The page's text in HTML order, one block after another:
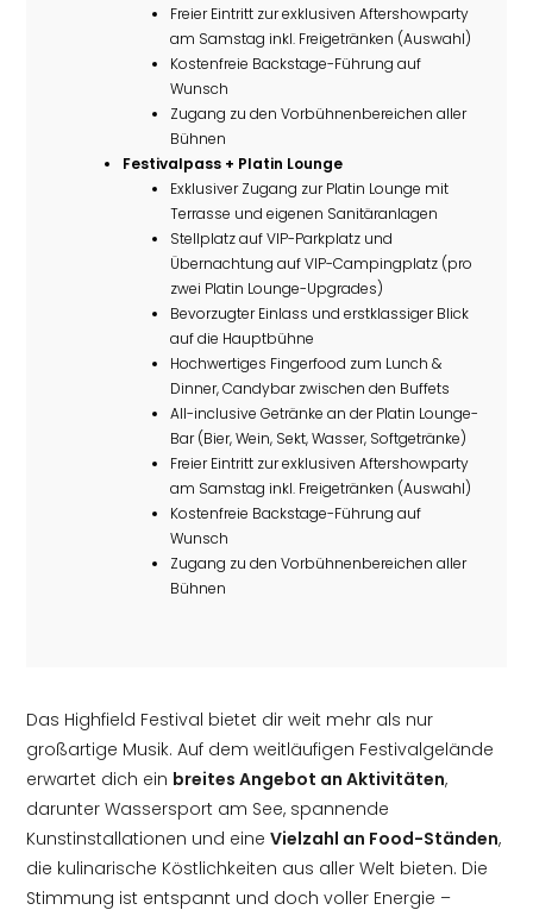
Freier Eintritt zur exklusiven Aftershowparty
am Samstag inkl. Freigetränken (Auswahl)
Kostenfreie Backstage-Führung auf
Wunsch
Zugang zu den Vorbühnenbereichen aller
Bühnen
Festivalpass + Platin Lounge
Exklusiver Zugang zur Platin Lounge mit
Terrasse und eigenen Sanitäranlagen
Stellplatz auf VIP-Parkplatz und
Übernachtung auf VIP-Campingplatz (pro
zwei Platin Lounge-Upgrades)
Bevorzugter Einlass und erstklassiger Blick
auf die Hauptbühne
Hochwertiges Fingerfood zum Lunch &
Dinner, Candybar zwischen den Buffets
All-inclusive Getränke an der Platin Lounge-
Bar (Bier, Wein, Sekt, Wasser, Softgetränke)
Freier Eintritt zur exklusiven Aftershowparty
am Samstag inkl. Freigetränken (Auswahl)
Kostenfreie Backstage-Führung auf
Wunsch
Zugang zu den Vorbühnenbereichen aller
Bühnen
Das Highfield Festival bietet dir weit mehr als nur
großartige Musik. Auf dem weitläufigen Festivalgelände
erwartet dich ein breites Angebot an Aktivitäten,
darunter Wassersport am See, spannende
Kunstinstallationen und eine Vielzahl an Food-Ständen,
die kulinarische Köstlichkeiten aus aller Welt bieten. Die
Stimmung ist entspannt und doch voller Energie –